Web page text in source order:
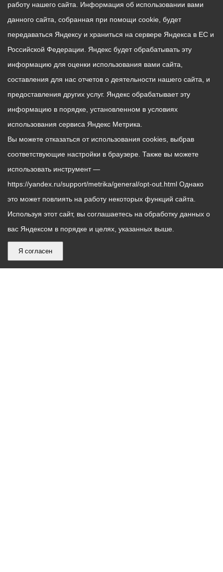
работу нашего сайта. Информация об использовании вами
данного сайта, собранная при помощи cookie, будет
передаваться Яндексу и храниться на сервере Яндекса в ЕС и
Российской Федерации. Яндекс будет обрабатывать эту
информацию для оценки использования вами сайта,
составления для нас отчетов о деятельности нашего сайта, и
предоставления других услуг. Яндекс обрабатывает эту
информацию в порядке, установленном в условиях
использования сервиса Яндекс Метрика.
Вы можете отказаться от использования cookies, выбрав
соответствующие настройки в браузере. Также вы можете
использовать инструмент —
https://yandex.ru/support/metrika/general/opt-out.html Однако
это может повлиять на работу некоторых функций сайта.
Используя этот сайт, вы соглашаетесь на обработку данных о
вас Яндексом в порядке и целях, указанных выше.
Я согласен